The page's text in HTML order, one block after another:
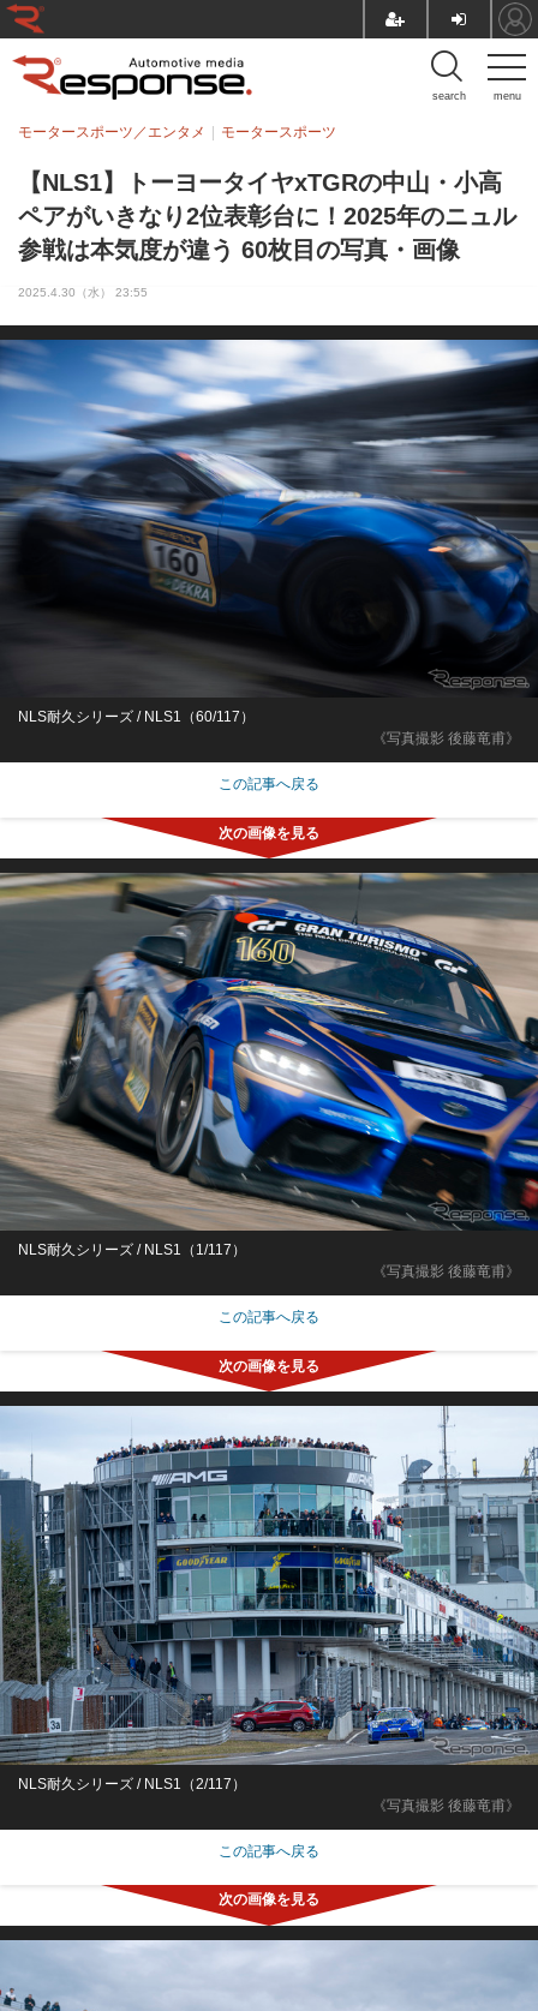
menu
search
【NLS1】トーヨータイヤxTGRの中山・小高
ペアがいきなり2位表彰台に！2025年のニュル
参戦は本気度が違う 60枚目の写真・画像
モータースポーツ／エンタメ モータースポーツ
2025.4.30（水） 23:55
《写真撮影 後藤竜甫》
NLS耐久シリーズ / NLS1（60/117）
この記事へ戻る
《写真撮影 後藤竜甫》
NLS耐久シリーズ / NLS1（1/117）
この記事へ戻る
《写真撮影 後藤竜甫》
NLS耐久シリーズ / NLS1（2/117）
この記事へ戻る